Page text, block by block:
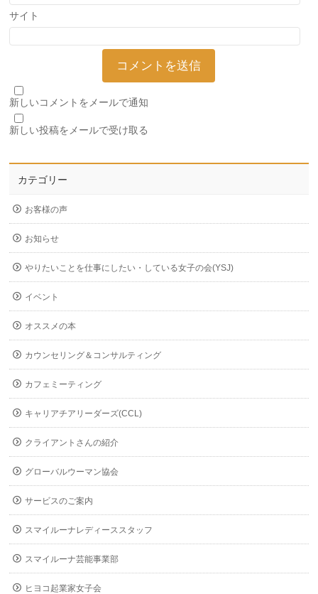
サイト
新しいコメントをメールで通知
新しい投稿をメールで受け取る
カテゴリー
お客様の声
お知らせ
やりたいことを仕事にしたい・している女子の会(YSJ)
イベント
オススメの本
カウンセリング＆コンサルティング
カフェミーティング
キャリアチアリーダーズ(CCL)
クライアントさんの紹介
グローバルウーマン協会
サービスのご案内
スマイルーナレディーススタッフ
スマイルーナ芸能事業部
ヒヨコ起業家女子会